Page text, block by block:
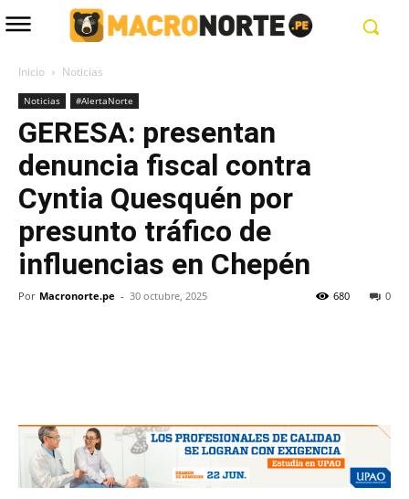
Inicio Noticias
Noticias #AlertaNorte
GERESA: presentan
denuncia fiscal contra
Cyntia Quesquén por
presunto tráfico de
influencias en Chepén
Por Macronorte.pe - 30 octubre, 2025 0
680